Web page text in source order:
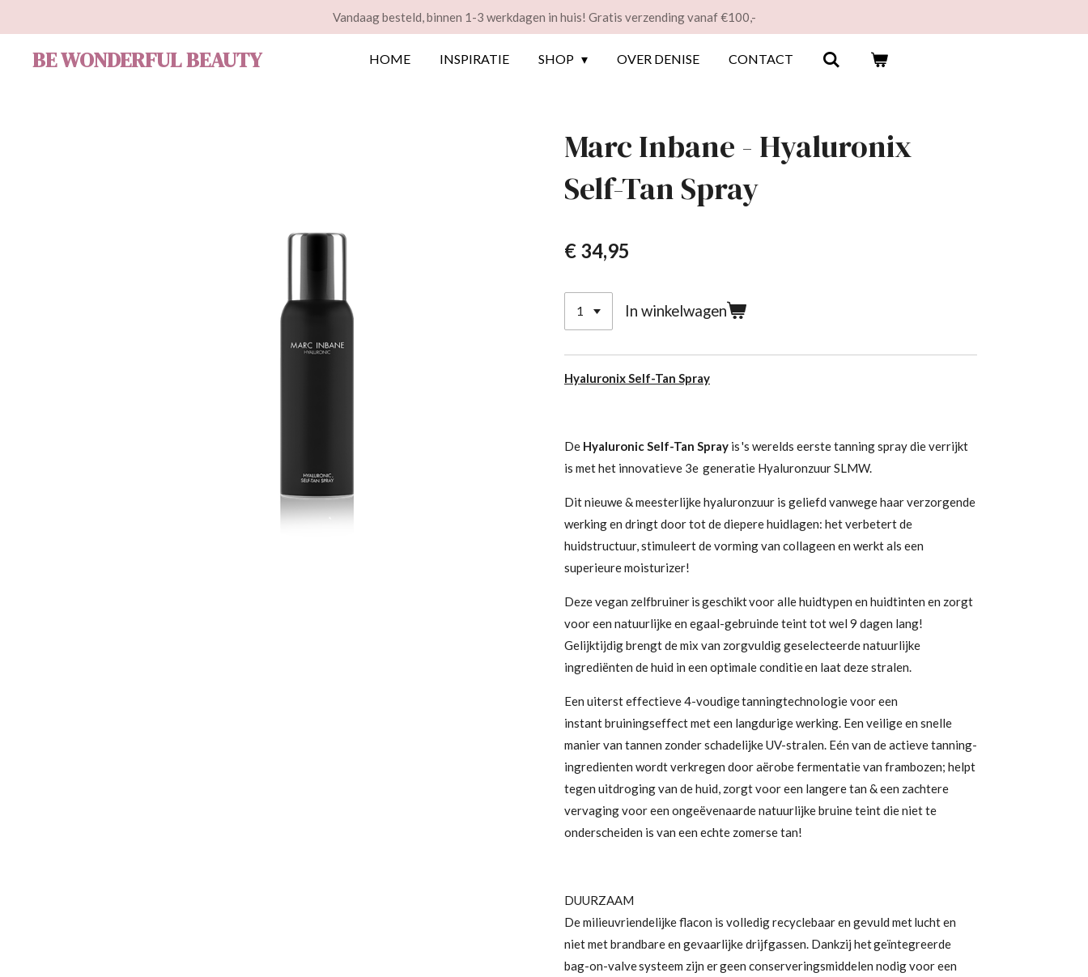
Vandaag besteld, binnen 1-3 werkdagen in huis! Gratis verzending vanaf €100,-
BE WONDERFUL BEAUTY HOME INSPIRATIE SHOP OVER DENISE CONTACT
Marc Inbane - Hyaluronix
Self-Tan Spray
€ 34,95
In winkelwagen
Hyaluronix Self-Tan Spray
De Hyaluronic Self-Tan Spray is 's werelds eerste tanning spray die verrijkt
is met het innovatieve 3e generatie Hyaluronzuur SLMW.
Dit nieuwe & meesterlijke hyaluronzuur is geliefd vanwege haar verzorgende
werking en dringt door tot de diepere huidlagen: het verbetert de
huidstructuur, stimuleert de vorming van collageen en werkt als een
superieure moisturizer!
Deze vegan zelfbruiner is geschikt voor alle huidtypen en huidtinten en zorgt
voor een natuurlijke en egaal-gebruinde teint tot wel 9 dagen lang!
Gelijktijdig brengt de mix van zorgvuldig geselecteerde natuurlijke
ingrediënten de huid in een optimale conditie en laat deze stralen.
Een uiterst effectieve 4-voudige tanningtechnologie voor een
instant bruiningseffect met een langdurige werking. Een veilige en snelle
manier van tannen zonder schadelijke UV-stralen. Eén van de actieve tanning-
ingredienten wordt verkregen door aërobe fermentatie van frambozen; helpt
tegen uitdroging van de huid, zorgt voor een langere tan & een zachtere
vervaging voor een ongeëvenaarde natuurlijke bruine teint die niet te
onderscheiden is van een echte zomerse tan!
DUURZAAM
De milieuvriendelijke flacon is volledig recyclebaar en gevuld met lucht en
niet met brandbare en gevaarlijke drijfgassen. Dankzij het geïntegreerde
bag-on-valve systeem zijn er geen conserveringsmiddelen nodig voor een